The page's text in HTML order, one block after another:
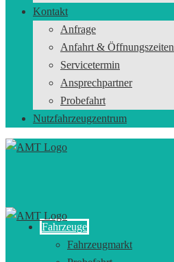
Kontakt
Anfrage
Anfahrt & Öffnungszeiten
Servicetermin
Ansprechpartner
Probefahrt
Nutzfahrzeugzentrum
Fahrzeuge
Fahrzeugmarkt